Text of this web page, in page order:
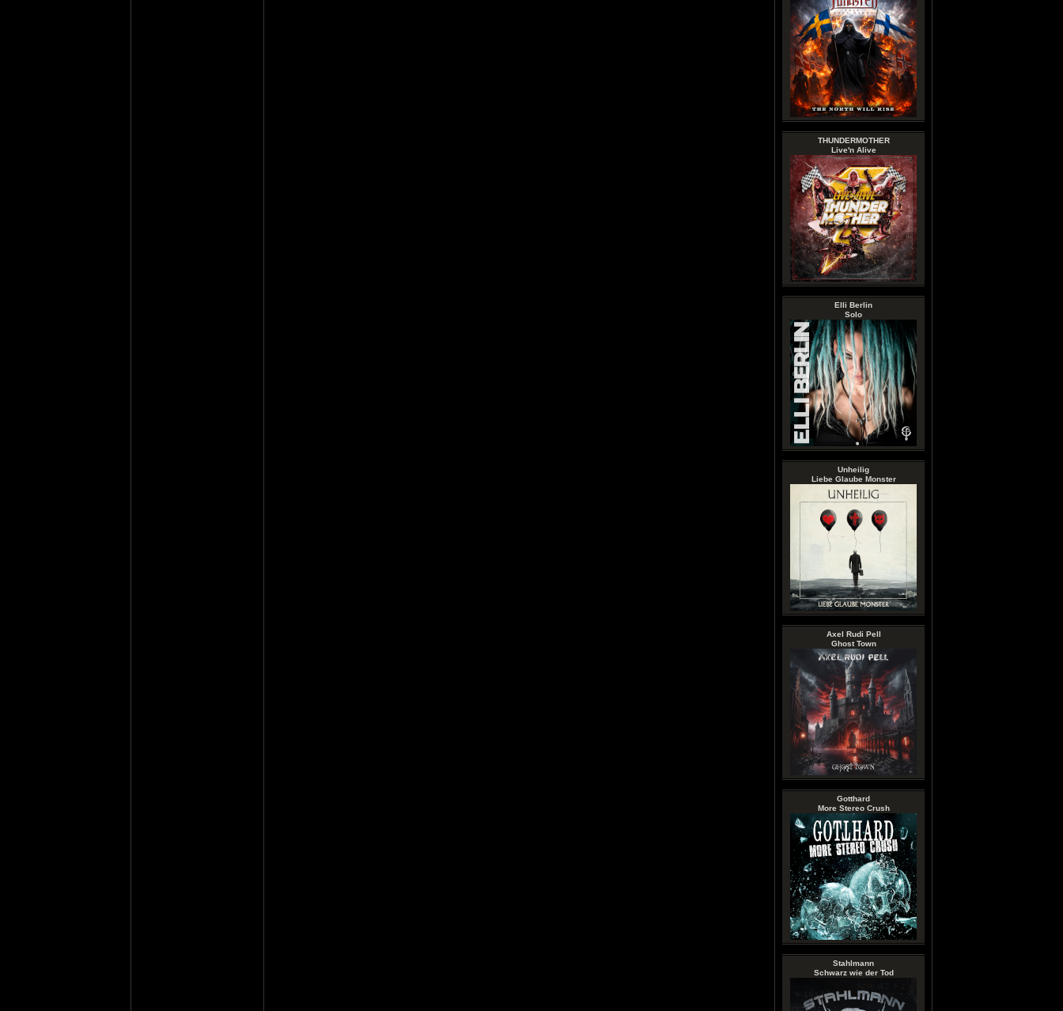
THUNDERMOTHER
Live'n Alive
Elli Berlin
Solo
Unheilig
Liebe Glaube Monster
Axel Rudi Pell
Ghost Town
Gotthard
More Stereo Crush
Stahlmann
Schwarz wie der Tod